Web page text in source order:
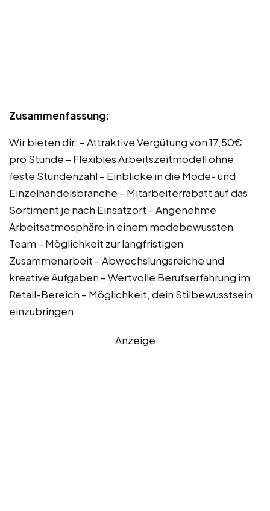
Zusammenfassung:
Wir bieten dir: – Attraktive Vergütung von 17,50€
pro Stunde – Flexibles Arbeitszeitmodell ohne
feste Stundenzahl – Einblicke in die Mode- und
Einzelhandelsbranche – Mitarbeiterrabatt auf das
Sortiment je nach Einsatzort – Angenehme
Arbeitsatmosphäre in einem modebewussten
Team – Möglichkeit zur langfristigen
Zusammenarbeit – Abwechslungsreiche und
kreative Aufgaben – Wertvolle Berufserfahrung im
Retail-Bereich – Möglichkeit, dein Stilbewusstsein
einzubringen
Anzeige